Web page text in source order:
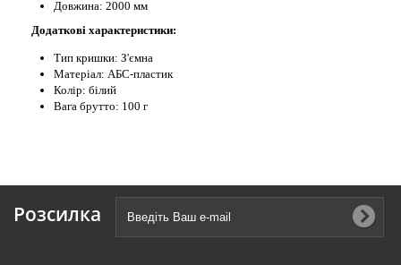
Довжина: 2000 мм
Додаткові характеристики:
Тип кришки: З'ємна
Матеріал: АБС-пластик
Колір: білий
Вага брутто: 100 г
Розсилка